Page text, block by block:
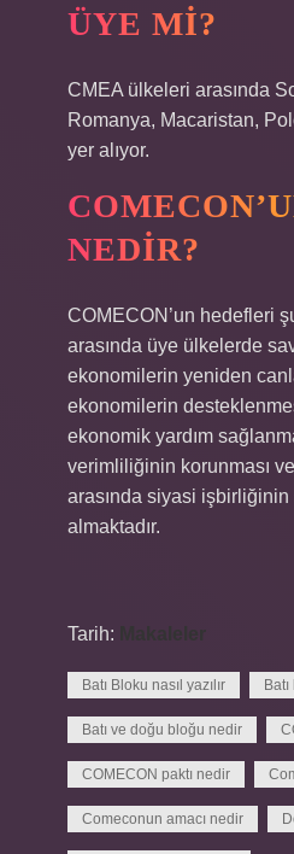
ÜYE MI?
CMEA ülkeleri arasında
Romanya, Macaristan,
yer alıyor.
NEDIR?
COMECON’un hedefleri
arasında üye ülkelerde
ekonomilerin yeniden
ekonomilerin
ekonomik yardım
verimliliğinin korunması
arasında siyasi işbirliğinin
almaktadır.
Tarih:
Batı Bloku nasıl yazılır
Batı ve doğu bloğu nedir
COMECON paktı nedir
Comeconun amacı nedir